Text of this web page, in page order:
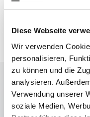
Diese Webseite
Wir verwenden
personalisieren,
zu können und die
analysieren.
Verwendung unserer
soziale Medien,
Hauptmerkmale